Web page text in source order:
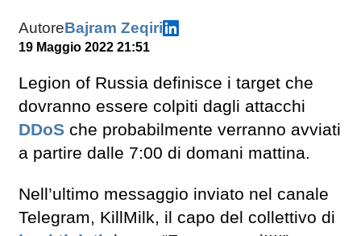
AutoreBajram Zeqiri
19 Maggio 2022 21:51
Legion of Russia definisce i target che
dovranno essere colpiti dagli attacchi
DDoS che probabilmente verranno avviati
a partire dalle 7:00 di domani mattina.
Nell’ultimo messaggio inviato nel canale
Telegram, KillMilk, il capo del collettivo di